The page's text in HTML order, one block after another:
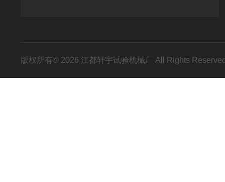
版权所有© 2026 江都轩宇试验机械厂 All Rights